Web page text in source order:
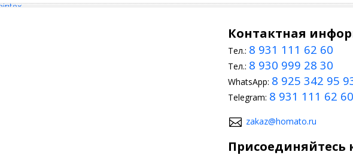
Контактная
Тел.: 8 931 111 62 60
Тел.: 8 930 999 28 30
WhatsApp: 8 925 342 95
Telegram: 8 931 111 62 60
zakaz@homato.ru
Присоединяйтесь